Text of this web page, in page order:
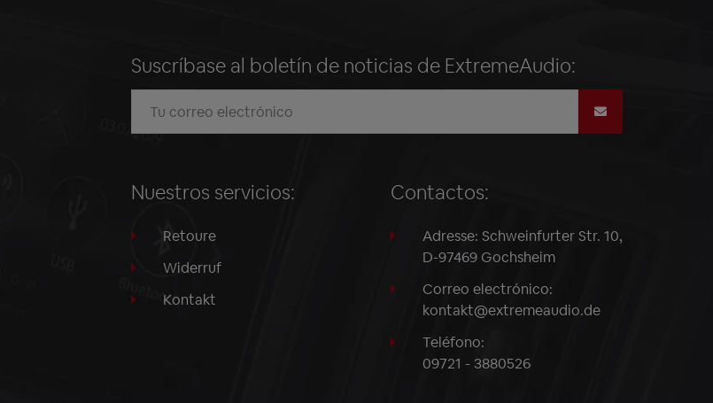
Suscríbase al boletín de noticias de ExtremeAudio:
Nuestros servicios:
Retoure
Widerruf
Kontakt
Contactos:
Adresse: Schweinfurter Str. 10,
D-97469 Gochsheim
Correo electrónico:
kontakt@extremeaudio.de
Teléfono:
09721 - 3880526